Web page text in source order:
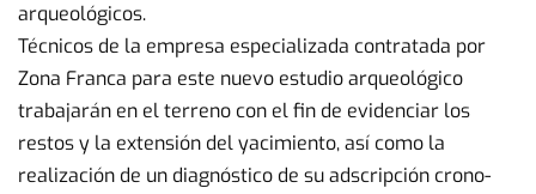
arqueológicos.
Técnicos de la empresa especializada contratada por
Zona Franca para este nuevo estudio arqueológico
trabajarán en el terreno con el fin de evidenciar los
restos y la extensión del yacimiento, así como la
realización de un diagnóstico de su adscripción crono-